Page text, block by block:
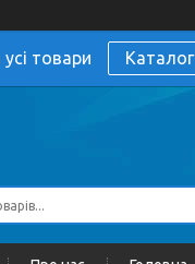
товари Каталог